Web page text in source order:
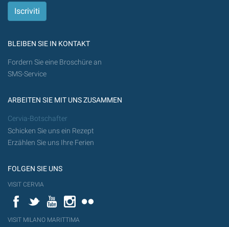
BLEIBEN SIE IN KONTAKT
Fordern Sie eine Broschüre an
SMS-Service
ARBEITEN SIE MIT UNS ZUSAMMEN
Cervia-Botschafter
Schicken Sie uns ein Rezept
Erzählen Sie uns Ihre Ferien
FOLGEN SIE UNS
VISIT CERVIA
FacebookTwitterYouTubeInstagram
VISIT MILANO MARITTIMA